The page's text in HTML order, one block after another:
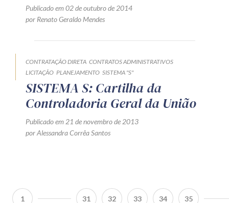
Publicado em 02 de outubro de 2014
por Renato Geraldo Mendes
CONTRATAÇÃO DIRETA CONTRATOS ADMINISTRATIVOS
LICITAÇÃO PLANEJAMENTO SISTEMA "S"
SISTEMA S: Cartilha da
Controladoria Geral da União
Publicado em 21 de novembro de 2013
por Alessandra Corrêa Santos
1 31 32 33 34 35